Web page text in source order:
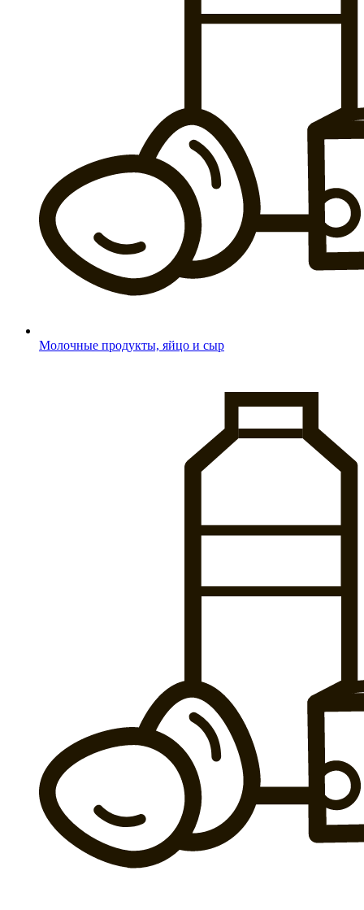
Молочные продукты, яйцо и сыр